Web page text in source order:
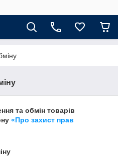
та обмін товарів
«Про захист прав